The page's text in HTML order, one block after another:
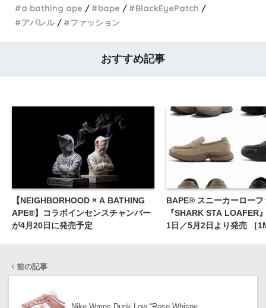
a bathing ape
bape
BlackEyePatch
アパレル
ファッション
おすすめ記事
【NEIGHBORHOOD × A BATHING
APE®︎】コラボインセンスチャンバー
が4月20日に発売予定
BAPE®︎ スニーカーローフ
『SHARK STA LOAFER
1日／5月2日より発売 ［
前の記事